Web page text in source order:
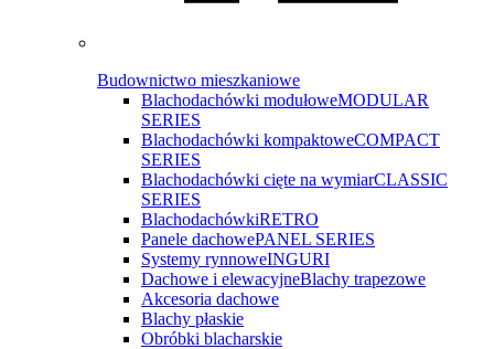
Budownictwo mieszkaniowe
Blachodachówki modułoweMODULAR
SERIES
Blachodachówki kompaktoweCOMPACT
SERIES
Blachodachówki cięte na wymiarCLASSIC
SERIES
BlachodachówkiRETRO
Panele dachowePANEL SERIES
Systemy rynnoweINGURI
Dachowe i elewacyjneBlachy trapezowe
Akcesoria dachowe
Blachy płaskie
Obróbki blacharskie